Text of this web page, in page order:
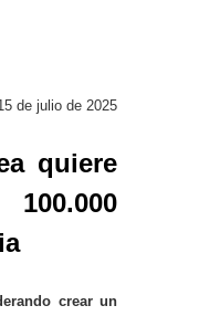
de julio de 2025
quiere
crear un